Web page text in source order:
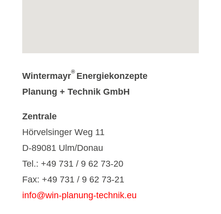
Wintermayr® Energiekonzepte
Planung + Technik GmbH
Zentrale
Hörvelsinger Weg 11
D-89081 Ulm/Donau
Tel.: +49 731 / 9 62 73-20
Fax: +49 731 / 9 62 73-21
info@win-planung-technik.eu